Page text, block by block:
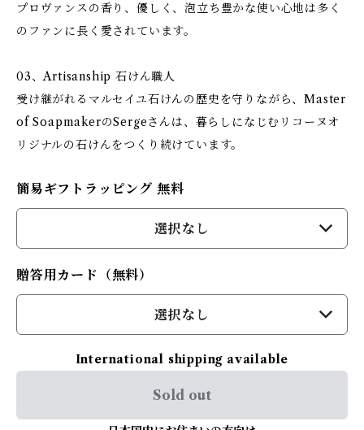
プロヴァンスの香り、優しく、泡立ち豊かな使い心地は多く
のファンに長く愛されています。
03、Artisanship 石けん職人
受け継がれるマルセイユ石けんの歴史を守りながら、Master
of SoapmakerのSergeさんは、暮らしになじむリコーヌオ
リジナルの石けんをつくり続けています。
簡易ギフトラッピング 無料
選択なし
贈答用カード（無料）
選択なし
International shipping available
Sold out